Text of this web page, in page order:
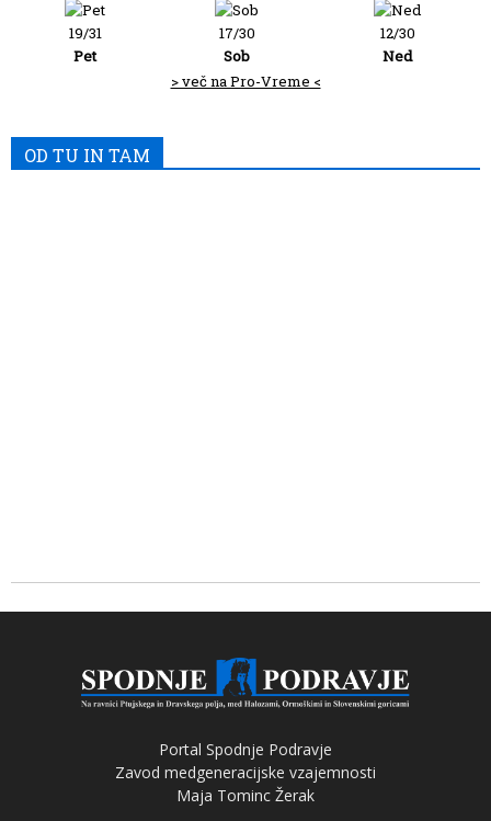
19/31
Pet
17/30
Sob
12/30
Ned
> več na Pro-Vreme <
OD TU IN TAM
Portal Spodnje Podravje
Zavod medgeneracijske vzajemnosti
Maja Tominc Žerak